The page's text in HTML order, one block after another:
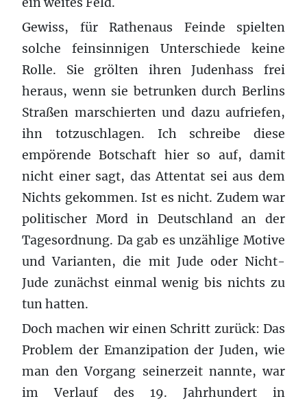
Gewiss, für Rathenaus Feinde spielten
solche feinsinnigen Unterschiede keine
Rolle. Sie grölten ihren Judenhass frei
heraus, wenn sie betrunken durch Berlins
Straßen marschierten und dazu aufriefen,
ihn totzuschlagen. Ich schreibe diese
empörende Botschaft hier so auf, damit
nicht einer sagt, das Attentat sei aus dem
Nichts gekommen. Ist es nicht. Zudem war
politischer Mord in Deutschland an der
Tagesordnung. Da gab es unzählige Motive
und Varianten, die mit Jude oder Nicht-
Jude zunächst einmal wenig bis nichts zu
tun hatten.
Doch machen wir einen Schritt zurück: Das
Problem der Emanzipation der Juden, wie
man den Vorgang seinerzeit nannte, war
im Verlauf des 19. Jahrhundert in